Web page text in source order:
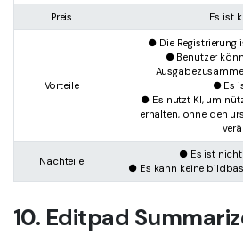
Preis Es ist
Vorteile
● Die
● Benutzer
● Es
● Es nutzt KI, um
erhalten, ohne den
Nachteile
● Es ist
● Es kann keine
10. Editpad